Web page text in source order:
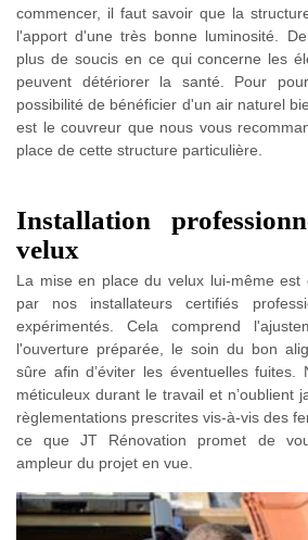
commencer, il faut savoir que la
l'apport d'une très bonne luminosité.
plus de soucis en ce qui concerne les
peuvent détériorer la santé. Pour
possibilité de bénéficier d'un air naturel
est le couvreur que nous vous
place de cette structure particulière.
Installation
velux
La mise en place du velux lui-même est
par nos installateurs certifiés
expérimentés. Cela comprend
l'ouverture préparée, le soin du bon
sûre afin d’éviter les éventuelles fuites.
méticuleux durant le travail et n’oublient
règlementations prescrites vis-à-vis des
ce que JT Rénovation promet de
ampleur du projet en vue.